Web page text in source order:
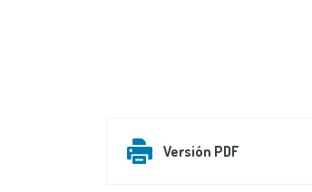
Versión PDF